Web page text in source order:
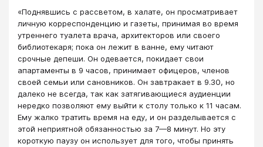
«Поднявшись с рассветом, в халате, он просматривает
личную корреспонденцию и газеты, принимая во время
утреннего туалета врача, архитекторов или своего
библиотекаря; пока он лежит в ванне, ему читают
срочные депеши. Он одевается, покидает свои
апартаменты в 9 часов, принимает офицеров, членов
своей семьи или сановников. Он завтракает в 9.30, но
далеко не всегда, так как затягивающиеся аудиенции
нередко позволяют ему выйти к столу только к 11 часам.
Ему жалко тратить время на еду, и он разделывается с
этой неприятной обязанностью за 7—8 минут. Но эту
короткую паузу он использует для того, чтобы принять